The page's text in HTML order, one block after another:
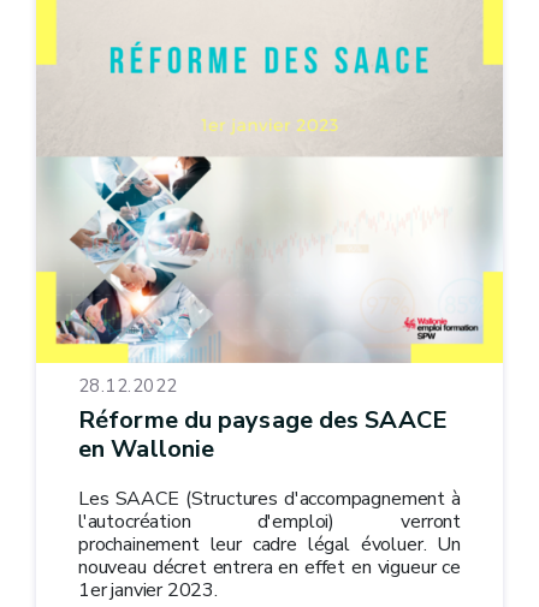
28.12.2022
Réforme du paysage des SAACE
en Wallonie
Les SAACE (Structures d'accompagnement à
l'autocréation d'emploi) verront
prochainement leur cadre légal évoluer. Un
nouveau décret entrera en effet en vigueur ce
1er janvier 2023.